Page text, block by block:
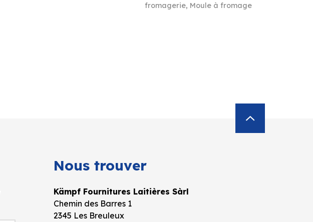
fromagerie, Moule à fromage
Nous trouver
Kämpf Fournitures Laitières Sàrl
Chemin des Barres 1
2345 Les Breuleux